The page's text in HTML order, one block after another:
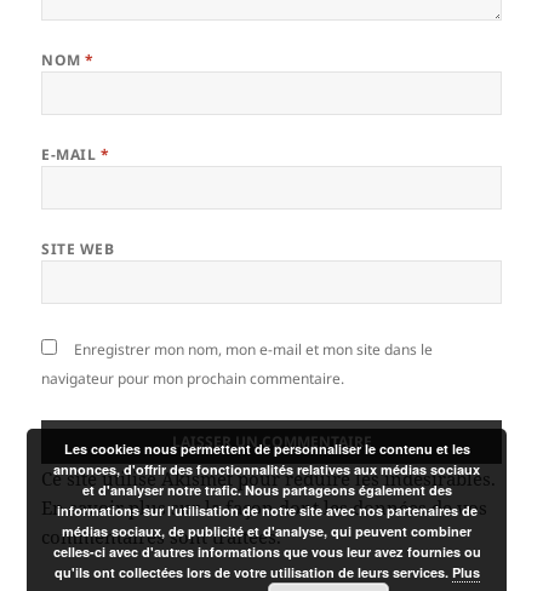
NOM*
E-MAIL *
SITE WEB
Enregistrer mon nom, mon e-mail et mon site dans le
navigateur pour mon prochain commentaire.
Ce site utilise Akismet pour réduire les indésirables.
En savoir plus sur la façon dont les données de vos
commentaires sont traitées.
Les cookies nous permettent de personnaliser le contenu et les
annonces, d'offrir des fonctionnalités relatives aux médias sociaux
et d'analyser notre trafic. Nous partageons également des
informations sur l'utilisation de notre site avec nos partenaires de
médias sociaux, de publicité et d'analyse, qui peuvent combiner
celles-ci avec d'autres informations que vous leur avez fournies ou
qu'ils ont collectées lors de votre utilisation de leurs services. Plus